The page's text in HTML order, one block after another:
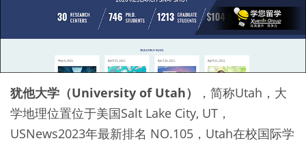
犹他大学（University of Utah）
，简称Utah，大
学地理位置位于美国Salt Lake City, UT，
USNews2023年最新排名 NO.105，Utah在校国际学